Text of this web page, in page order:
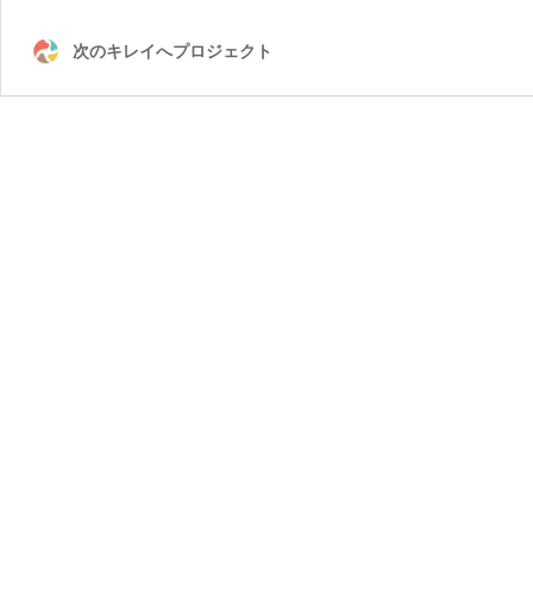
次のキレイへプロジェクト